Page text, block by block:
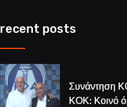
recent posts
Συνάντηση
ΚΟΚ: Κοινό